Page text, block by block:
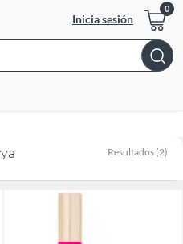
Inicia sesión
Bar
Resultados (2)